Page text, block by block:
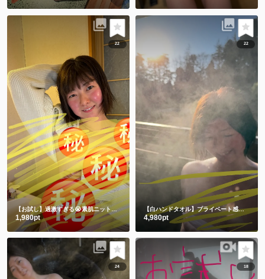
22
【お試し】過激すぎる😭素肌ニットからの手ぶらショット㊙️
1,980pt
22
【白ハンドタオル】プライベート感満載の貸切露天風呂で撮影したよ🫣💕後編
4,980pt
24 18